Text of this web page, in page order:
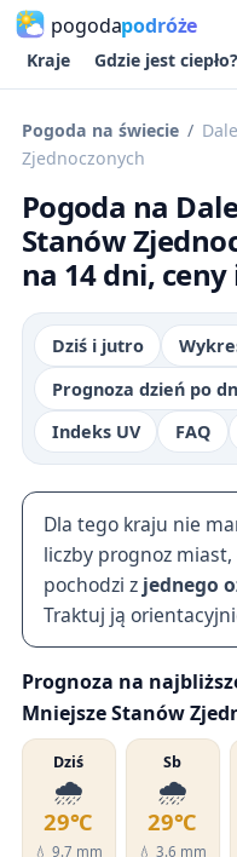
pogodapodróże
Kraje Gdzie jest ciepło?
Pogoda na świecie
Zjednoczonych
Pogoda na
Stanów
na 14 dni,
Dziś i jutro
Prognoza dzień po
Indeks UV
FAQ
Dla tego kraju nie
liczby prognoz
pochodzi z jednego
Traktuj ją
Prognoza na
Mniejsze Stanów
Dziś
🌧️
29℃
💧 9.7 mm
Sb
🌧️
29℃
💧 3.6 mm